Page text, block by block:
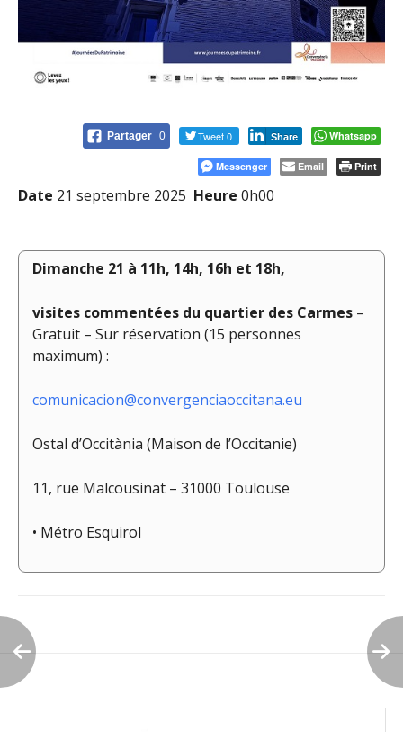
Partager 0 Tweet 0 Share Whatsapp
Messenger Email Print
Date 21 septembre 2025 Heure 0h00
Dimanche 21 à 11h, 14h, 16h et 18h,
visites commentées du quartier des Carmes –
Gratuit – Sur réservation (15 personnes
maximum) :
comunicacion@convergenciaoccitana.eu
Ostal d’Occitània (Maison de l’Occitanie)
11, rue Malcousinat – 31000 Toulouse
• Métro Esquirol
de
l’article